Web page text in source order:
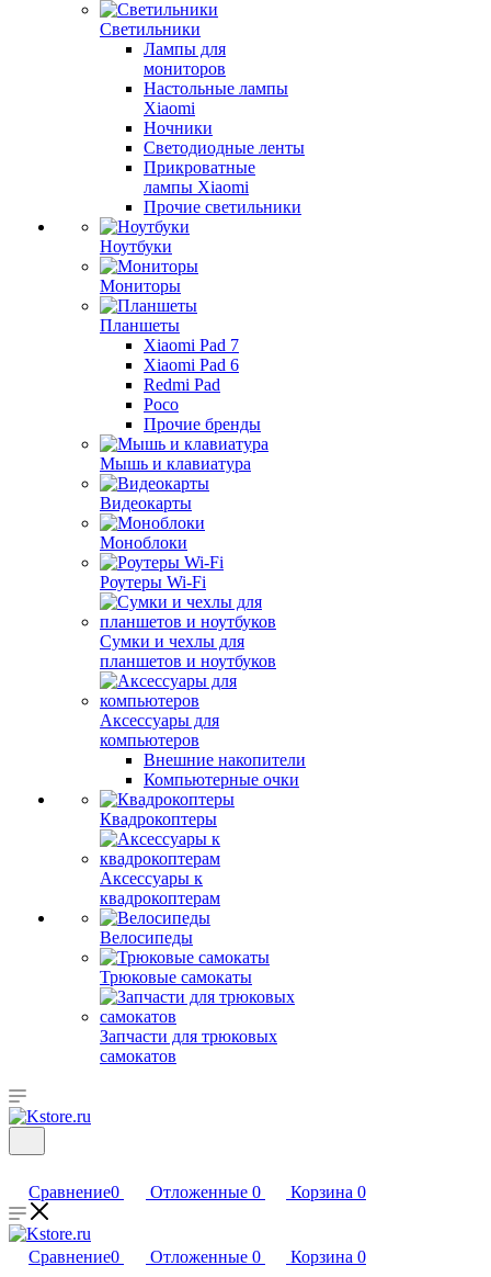
Светильники
Лампы для
мониторов
Настольные лампы
Xiaomi
Ночники
Светодиодные ленты
Прикроватные
лампы Xiaomi
Прочие светильники
Ноутбуки
Мониторы
Планшеты
Xiaomi Pad 7
Xiaomi Pad 6
Redmi Pad
Poco
Прочие бренды
Мышь и клавиатура
Видеокарты
Моноблоки
Роутеры Wi-Fi
Сумки и чехлы для
планшетов и ноутбуков
Аксессуары для
компьютеров
Внешние накопители
Компьютерные очки
Квадрокоптеры
Аксессуары к
квадрокоптерам
Велосипеды
Трюковые самокаты
Запчасти для трюковых
самокатов
Сравнение0 Отложенные 0 Корзина 0
Сравнение0 Отложенные 0 Корзина 0